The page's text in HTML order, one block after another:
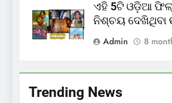
ଏହି 5ଟି ଓଡ଼ିଆ
ନିଶ୍ଚୟ ଦେଖିଥିବା
Admin
8
Trending News